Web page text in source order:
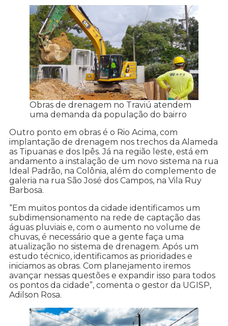
Obras de drenagem no Traviú atendem
uma demanda da população do bairro
Outro ponto em obras é o Rio Acima, com
implantação de drenagem nos trechos da Alameda
as Tipuanas e dos Ipês. Já na região leste, está em
andamento a instalação de um novo sistema na rua
Ideal Padrão, na Colônia, além do complemento de
galeria na rua São José dos Campos, na Vila Ruy
Barbosa.
“Em muitos pontos da cidade identificamos um
subdimensionamento na rede de captação das
águas pluviais e, com o aumento no volume de
chuvas, é necessário que a gente faça uma
atualização no sistema de drenagem. Após um
estudo técnico, identificamos as prioridades e
iniciamos as obras. Com planejamento iremos
avançar nessas questões e expandir isso para todos
os pontos da cidade”, comenta o gestor da UGISP,
Adilson Rosa.